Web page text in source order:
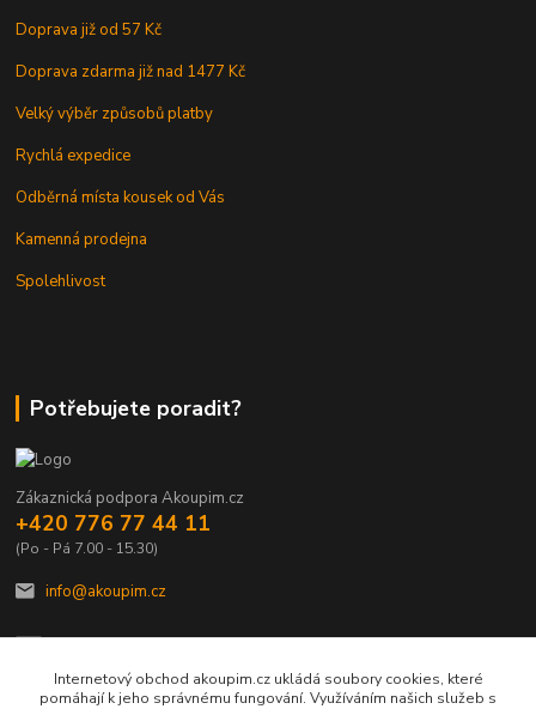
Doprava již od 57 Kč
Doprava zdarma již nad 1477 Kč
Velký výběr způsobů platby
Rychlá expedice
Odběrná místa kousek od Vás
Kamenná prodejna
Spolehlivost
Potřebujete poradit?
Zákaznická podpora Akoupim.cz
+420 776 77 44 11
(Po - Pá 7.00 - 15.30)
info@akoupim.cz
Internetový obchod akoupim.cz ukládá soubory cookies, které
pomáhají k jeho správnému fungování. Využíváním našich služeb s